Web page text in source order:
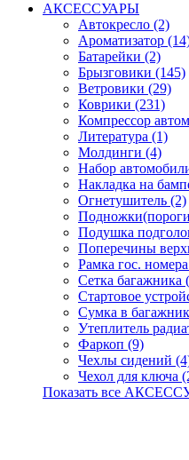
АКСЕССУАРЫ
Автокресло (2)
Ароматизатор
Батарейки (2)
Брызговики (145)
Ветровики (29)
Коврики (231)
Компрессор
Литература (1)
Молдинги (4)
Набор
Накладка на
Огнетушитель (2)
Подушка
Поперечины
Рамка гос.
Сетка багажника
Стартовое
Сумка в
Утеплитель
Фаркоп (9)
Чехлы сидений
Чехол для ключа
Показать все